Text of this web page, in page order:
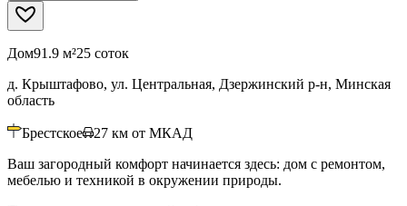
Дом91.9 м²25 соток
д. Крыштафово, ул. Центральная, Дзержинский р-н, Минская
область
Брестское 27 км от МКАД
Ваш загородный комфорт начинается здесь: дом с ремонтом,
мебелью и техникой в окружении природы.